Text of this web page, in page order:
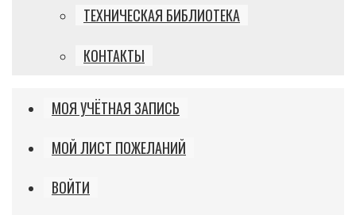
ТЕХНИЧЕСКАЯ БИБЛИОТЕКА
КОНТАКТЫ
МОЯ УЧЁТНАЯ ЗАПИСЬ
МОЙ ЛИСТ ПОЖЕЛАНИЙ
ВОЙТИ